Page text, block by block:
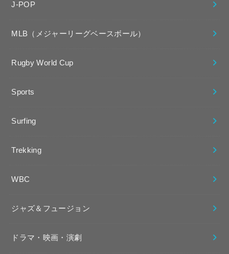
J-POP
MLB（メジャーリーグベースボール）
Rugby World Cup
Sports
Surfing
Trekking
WBC
ジャズ＆フュージョン
ドラマ・映画・演劇